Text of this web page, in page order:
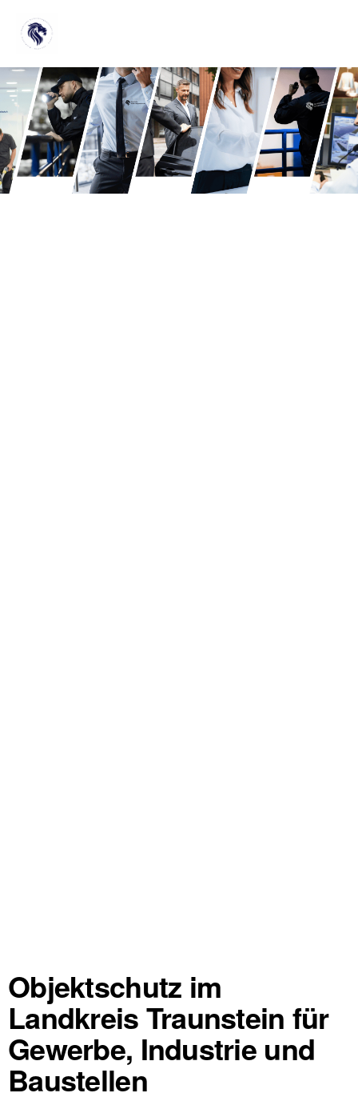
Objektschutz im
Landkreis Traunstein für
Gewerbe, Industrie und
Baustellen